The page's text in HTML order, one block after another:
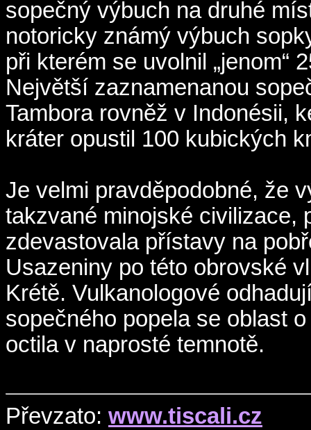
sopečný výbuch na druhé
notoricky známý výbuch
při kterém se uvolnil „jenom“
Největší zaznamenanou
Tambora rovněž v Indonésii,
kráter opustil 100 kubických
Je velmi pravděpodobné, že
takzvané minojské civilizace,
zdevastovala přístavy na
Usazeniny po této obrovské
Krétě. Vulkanologové
sopečného popela se oblast
octila v naprosté temnotě.
Převzato: www.tiscali.cz